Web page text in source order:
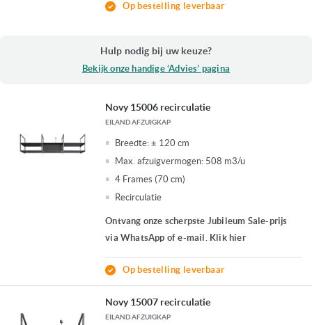
Op bestelling leverbaar
Hulp nodig bij uw keuze?
Bekijk onze handige ‘Advies’ pagina
Novy 15006 recirculatie
EILAND AFZUIGKAP
Breedte: ± 120 cm
Max. afzuigvermogen: 508 m3/u
4 Frames (70 cm)
Recirculatie
Ontvang onze scherpste Jubileum Sale-prijs
via WhatsApp of e-mail. Klik hier
Op bestelling leverbaar
Novy 15007 recirculatie
EILAND AFZUIGKAP